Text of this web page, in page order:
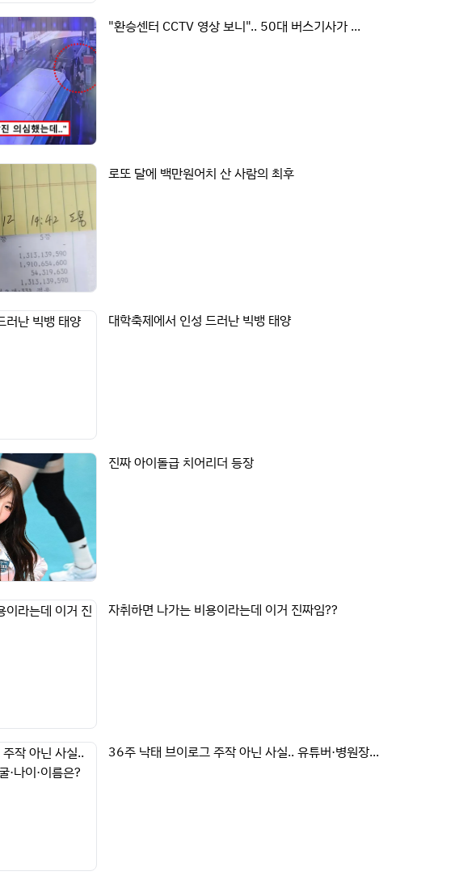
"환승센터 CCTV 영상 보니".. 50대 버스기사가 ...
로또 달에 백만원어치 산 사람의 최후
대학축제에서 인성 드러난 빅뱅 태양
진짜 아이돌급 치어리더 등장
자취하면 나가는 비용이라는데 이거 진짜임??
36주 낙태 브이로그 주작 아닌 사실.. 유튜버·병원장...